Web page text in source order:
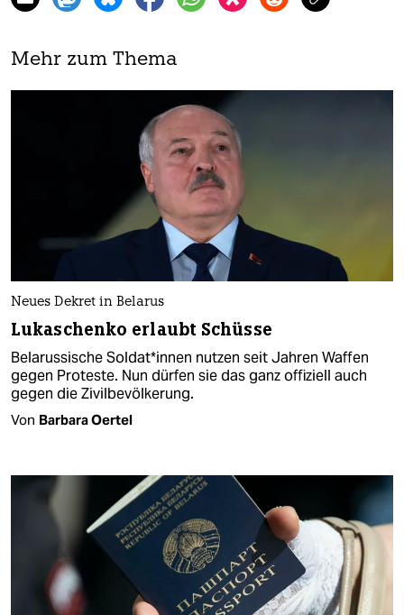
Mehr zum Thema
Neues Dekret in Belarus
Lukaschenko erlaubt Schüsse
Belarussische Sol­da­t*in­nen nutzen seit Jahren Waffen
gegen Proteste. Nun dürfen sie das ganz offiziell auch
gegen die Zivilbevölkerung.
Von Barbara Oertel